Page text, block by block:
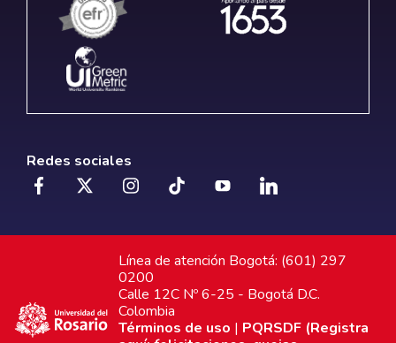
Redes sociales
Línea de atención Bogotá: (601) 297
0200
Calle 12C Nº 6-25 - Bogotá D.C.
Colombia
Términos de uso | PQRSDF (Registra